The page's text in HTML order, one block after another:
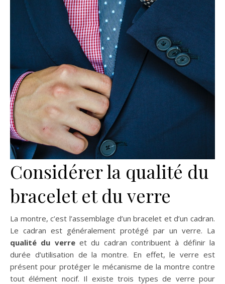
Considérer la qualité du
bracelet et du verre
La montre, c’est l’assemblage d’un bracelet et d’un cadran.
Le cadran est généralement protégé par un verre. La
qualité du verreet du cadran contribuent à définir la
durée d’utilisation de la montre. En effet, le verre est
présent pour protéger le mécanisme de la montre contre
tout élément nocif. Il existe trois types de verre pour